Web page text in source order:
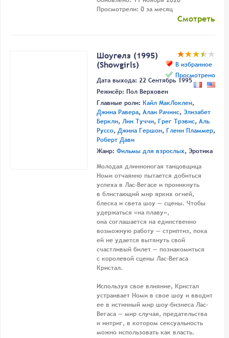
Просмотрели: 0 за месяц
Смотреть
В избранное
Просмотрено
Шоугелз (1995)
(Showgirls)
Дата выхода: 22 Сентябрь 1995
Режисёр: Пол Верховен
Главные роли: Кайл МакЛоклен,
Джина Равера, Алан Рачинс, Элизабет
Беркли, Лин Туччи, Грег Трэвис, Аль
Руссо, Джина Гершон, Гленн Пламмер,
Роберт Дави
Жанр: Фильмы для взрослых, Эротика
Молодая длинноногая танцовщица
Номи отчаянно пытается добиться
успеха в Лас-Вегасе и проникнуть
в блистающий мир ярких огней,
блеска и света шоу — сцены. Чтобы
удержаться «на плаву»,
она соглашается на единственно
возможную работу — стриптиз, пока
ей не удается вытянуть свой
счастливый билет — познакомиться
с королевой сцены Лас-Вегаса
Кристал.
Используя свое влияние, Кристал
устраивает Номи в свое шоу и вводит
ее в истинный мир шоу-бизнеса Лас-
Вегаса — мир случая, предательства
и интриг, в котором сексуальность
можно использовать как власть.